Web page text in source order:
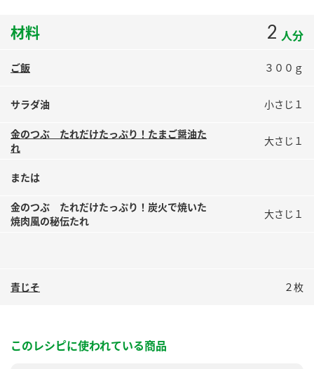
納豆の豆知識
ロングセラー商品 ＋ おすすめレシピ
人気商品 ＋ おすすめレシピ
材料 2 人分
ご飯 ３００ｇ
サラダ油 小さじ１
金のつぶ たれだけたっぷり！たまご醤油た
れ
大さじ１
または
金のつぶ たれだけたっぷり！炭火で焼いた
焼肉風の秘伝たれ
大さじ１
青じそ ２枚
このレシピに使われている商品